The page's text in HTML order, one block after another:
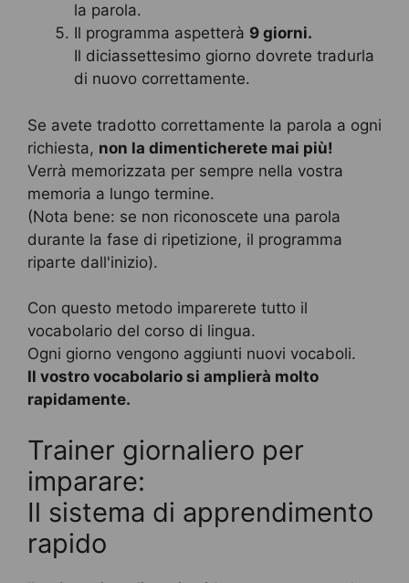
la parola.
Il programma aspetterà 9 giorni.
Il diciassettesimo giorno dovrete tradurla
di nuovo correttamente.
Se avete tradotto correttamente la parola a ogni
richiesta, non la dimenticherete mai più!
Verrà memorizzata per sempre nella vostra
memoria a lungo termine.
(Nota bene: se non riconoscete una parola
durante la fase di ripetizione, il programma
riparte dall'inizio).
Con questo metodo imparerete tutto il
vocabolario del corso di lingua.
Ogni giorno vengono aggiunti nuovi vocaboli.
Il vostro vocabolario si amplierà molto
rapidamente.
Trainer giornaliero per
imparare:
Il sistema di apprendimento
rapido